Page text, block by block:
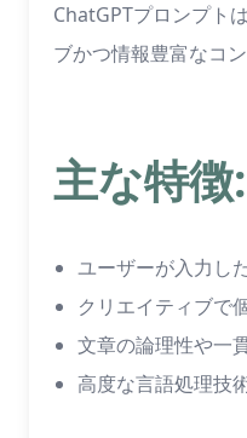
ChatGPTプロンプト
ブかつ情報豊富なコ
主な特徴:
ユーザーが入力し
クリエイティブで
文章の論理性や一
高度な言語処理技